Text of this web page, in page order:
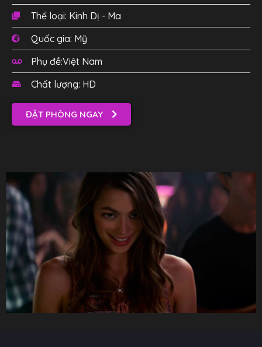
Thể loại: Kinh Dị - Ma
Quốc gia: Mỹ
Phụ đề:Việt Nam
Chất lượng: HD
ĐẶT PHÒNG NGAY